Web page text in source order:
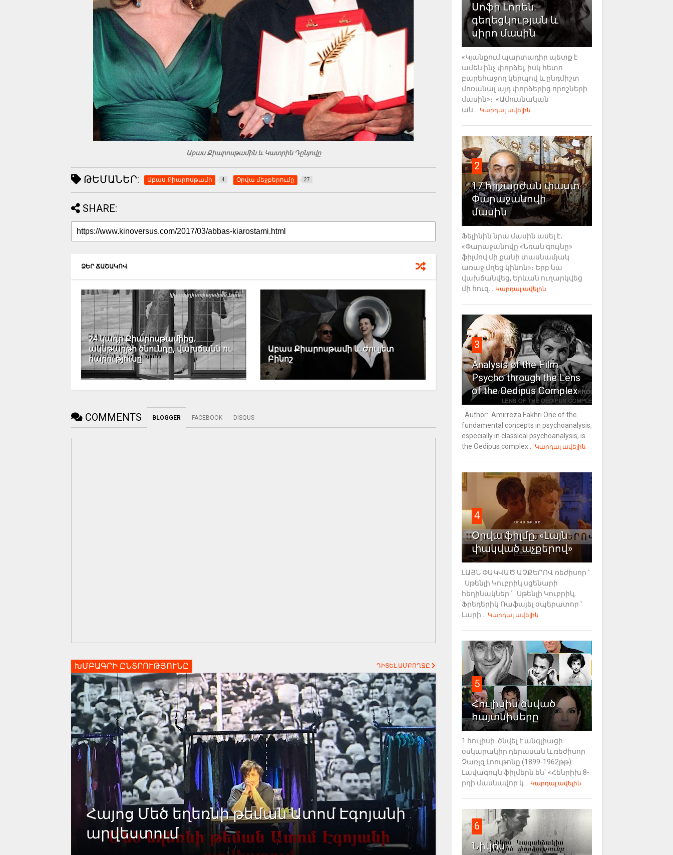
Աբաս Քիարոսթամին և Կատրին Դընյովը
ԹԵՄԱՆԵՐ: Աբաս Քիարոսթամի 4 Օրվա մեջբերումը 27
SHARE:
ՁԵՐ ՃԱՇԱԿՈՎ
24 կադր Քիարոսթամիից․
ակնթարթի ծնունդը, վախճանն ու
հարությունը
Աբաս Քիարոսթամի և Ժուլյետ
Բինոշ
COMMENTS BLOGGER FACEBOOK DISQUS
ԽՄԲԱԳՐԻ ԸՆՏՐՈՒԹՅՈՒՆԸ ԴԻՏԵԼ ԱՄԲՈՂՋԸ
Հայոց Մեծ եղեռնի թեման Ատոմ Էգոյանի
արվեստում
Սոֆի Լորեն.
գեղեցկության և
սիրո մասին
«Կյանքում պարտադիր պետք է
ամեն ինչ փորձել, իսկ հետո
բարեհաջող կերպով և ընդմիշտ
մոռանալ այդ փորձերից որոշների
մասին»։ «Ամուսնական
ան...
Կարդալ ավելին
2
17 հիշարժան փաստ
Փարաջանովի
մասին
Ֆելինին նրա մասին ասել է․
«Փարաջանովը «Նռան գույնը»
ֆիլմով մի քանի տասնամյակ
առաջ մղեց կինոն»։ Երբ նա
վախճանվեց, Երևան ուղարկվեց
մի հուզ...
Կարդալ ավելին
3
Analysis of the Film
Psycho through the Lens
of the Oedipus Complex
Author: Amirreza Fakhri One of the
fundamental concepts in psychoanalysis,
especially in classical psychoanalysis, is
the Oedipus complex...
Կարդալ ավելին
4
Օրվա ֆիլմը. «Լայն
փակված աչքերով»
ԼԱՅՆ ՓԱԿՎԱԾ ԱՉՔԵՐՈՎ ռեժիսոր ՝
Սթենլի Կուբրիկ սցենարի
հեղինակներ ՝ Սթենլի Կուբրիկ,
Ֆրեդերիկ Ռաֆայել օպերատոր ՝
Լարի...
Կարդալ ավելին
5
Հուլիսին ծնված
հայտնիները
1 հուլիսի. ծնվել է անգլիացի
օսկարակիր դերասան և ռեժիսոր
Չառլզ Լոութոնը (1899-1962թթ):
Լավագույն ֆիլմերն են` «Հենրիխ 8-
րդի մասնավոր կ...
Կարդալ ավելին
6
Նիկոս